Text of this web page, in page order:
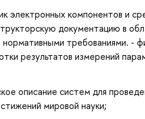
электронных компонентов и
документацию в
требованиями. -
результатов измерений
описание систем для
мировой науки;